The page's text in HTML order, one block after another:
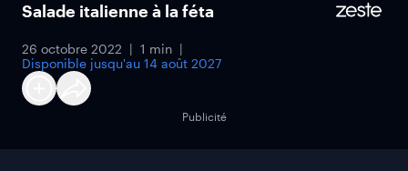
Salade italienne à la féta
26 octobre 2022
1 min
Disponible jusqu'au 14 août 2027
Publicité